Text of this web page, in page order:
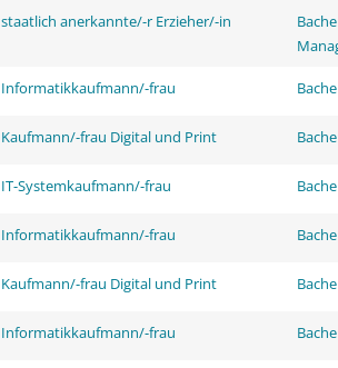
staatlich anerkannte/-r Erzieher/-in
Informatikkaufmann/-frau
Kaufmann/-frau Digital und Print
IT-Systemkaufmann/-frau
Informatikkaufmann/-frau
Kaufmann/-frau Digital und Print
Informatikkaufmann/-frau